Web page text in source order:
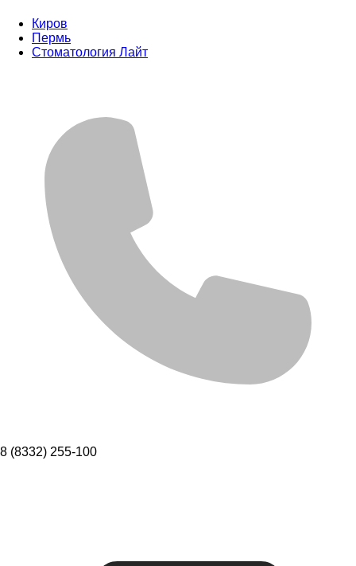
Киров
Пермь
Стоматология Лайт
8 (8332) 255-100